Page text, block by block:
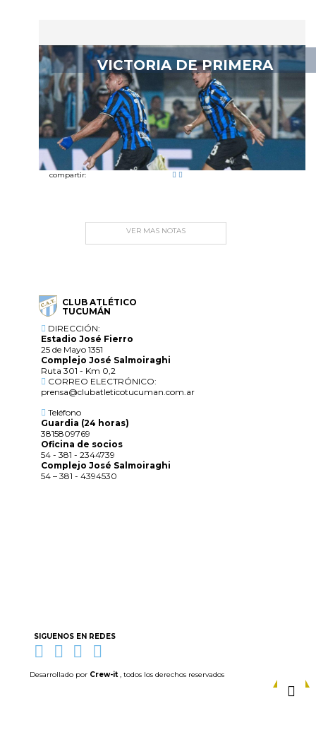
VICTORIA DE PRIMERA
compartir:
VER MAS NOTAS
CLUB ATLÉTICO
TUCUMÁN
DIRECCIÓN:
Estadio José Fierro
25 de Mayo 1351
Complejo José Salmoiraghi
Ruta 301 - Km 0,2
CORREO ELECTRÓNICO:
prensa@clubatleticotucuman.com.ar
Teléfono
Guardia (24 horas)
3815809769
Oficina de socios
54 - 381 - 2344739
Complejo José Salmoiraghi
54 – 381 - 4394530
SIGUENOS EN REDES
Desarrollado por Crew-it , todos los derechos reservados